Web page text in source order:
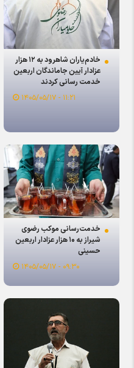
خادم‌یاران شاهرود به ۱۲ هزار
عزادار آیین جاماندگان اربعین
خدمت رسانی کردند
۱۱:۲۱ - ۱۴۰۵/۰۵/۱۷
خدمت‌رسانی موکب رضوی
شیراز به ۱۰ هزار عزادار اربعین
حسینی
۰۹:۳۰ - ۱۴۰۵/۰۵/۱۷